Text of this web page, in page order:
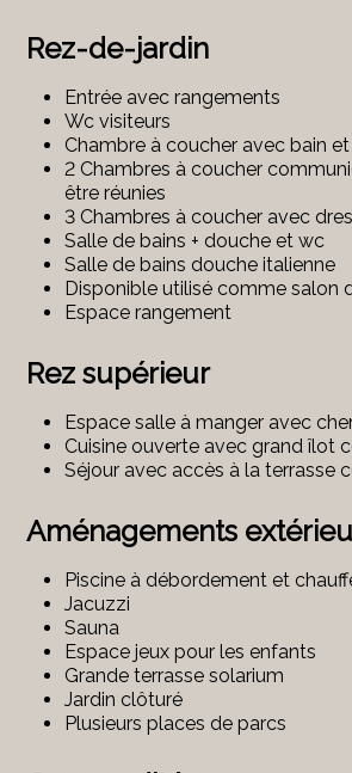
Rez-de-jardin
Entrée avec rangements
Wc visiteurs
Chambre à coucher avec bain
2 Chambres à coucher
être réunies
3 Chambres à coucher avec
Salle de bains + douche et wc
Salle de bains douche italienne
Disponible utilisé comme salon
Espace rangement
Rez supérieur
Espace salle à manger avec
Cuisine ouverte avec grand îlot
Séjour avec accès à la terrasse
Aménagements
Piscine à débordement et
Jacuzzi
Sauna
Espace jeux pour les enfants
Grande terrasse solarium
Jardin clôturé
Plusieurs places de parcs